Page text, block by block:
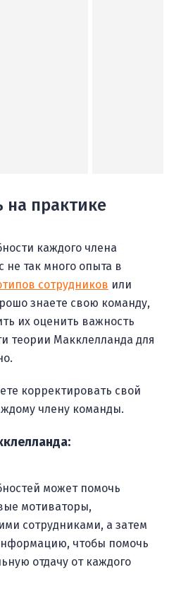
на практике
каждого члена
не так много опыта в
сотрудников или
знаете свою команду,
их оценить важность
теории Макклелланда для
корректировать свой
члену команды.
может помочь
мотиваторы,
сотрудниками, а затем
чтобы помочь
отдачу от каждого